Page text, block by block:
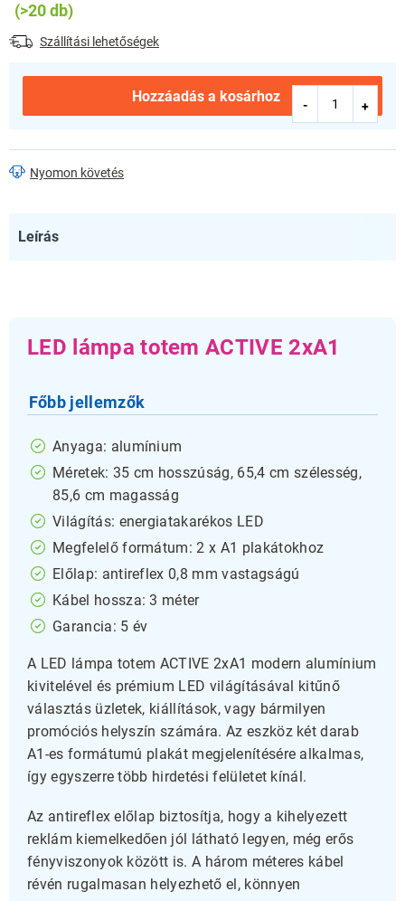
(>20 db)
Szállítási lehetőségek
Hozzáadás a kosárhoz
Nyomon követés
Leírás
LED lámpa totem ACTIVE 2xA1
Főbb jellemzők
Anyaga: alumínium
Méretek: 35 cm hosszúság, 65,4 cm szélesség,
85,6 cm magasság
Világítás: energiatakarékos LED
Megfelelő formátum: 2 x A1 plakátokhoz
Előlap: antireflex 0,8 mm vastagságú
Kábel hossza: 3 méter
Garancia: 5 év
A LED lámpa totem ACTIVE 2xA1 modern alumínium
kivitelével és prémium LED világításával kitűnő
választás üzletek, kiállítások, vagy bármilyen
promóciós helyszín számára. Az eszköz két darab
A1-es formátumú plakát megjelenítésére alkalmas,
így egyszerre több hirdetési felületet kínál.
Az antireflex előlap biztosítja, hogy a kihelyezett
reklám kiemelkedően jól látható legyen, még erős
fényviszonyok között is. A három méteres kábel
révén rugalmasan helyezhető el, könnyen